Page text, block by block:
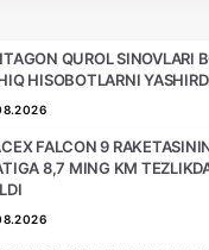
QUROL SINOVLARI
HISOBOTLARNI
FALCON 9
8,7 MING KM